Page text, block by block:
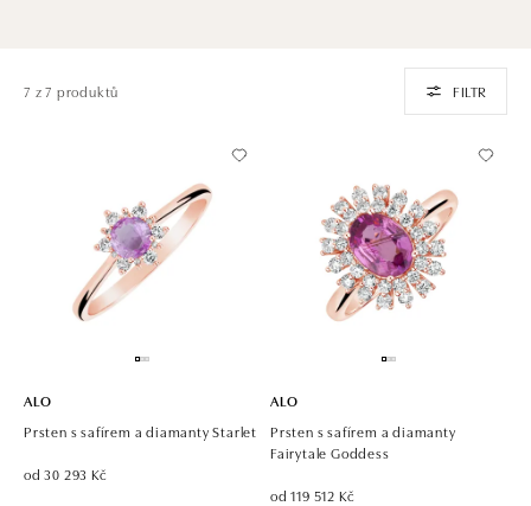
7 z 7 produktů FILTR
ALO
Prsten s safírem a diamanty Starlet
od 30 293 Kč
ALO
Prsten s safírem a diamanty
Fairytale Goddess
od 119 512 Kč